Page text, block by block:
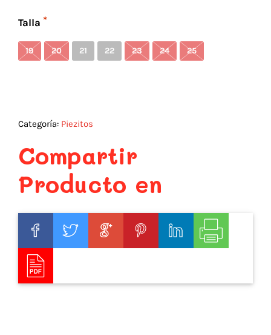
Talla
19 20 21 22 23 24 25
Categoría: Piezitos
Compartir
Producto en